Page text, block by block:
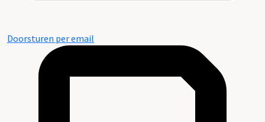
Doorsturen per email